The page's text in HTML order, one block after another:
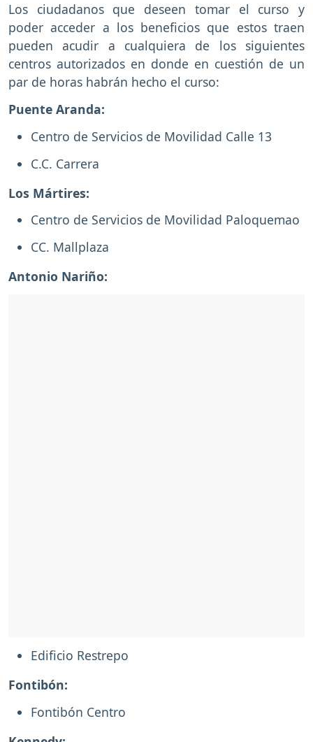
Los ciudadanos que deseen tomar el curso y
poder acceder a los beneficios que estos traen
pueden acudir a cualquiera de los siguientes
centros autorizados en donde en cuestión de un
par de horas habrán hecho el curso:
Puente Aranda:
Centro de Servicios de Movilidad Calle 13
C.C. Carrera
Los Mártires:
Centro de Servicios de Movilidad Paloquemao
CC. Mallplaza
Antonio Nariño:
Edificio Restrepo
Fontibón:
Fontibón Centro